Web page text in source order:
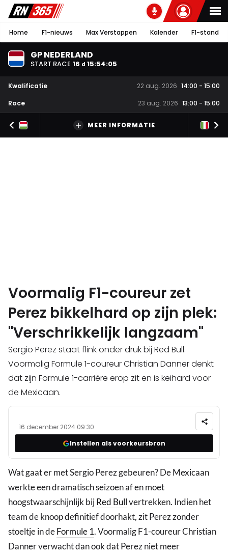
Home F1-nieuws Max Verstappen Kalender F1-stand
GP NEDERLAND
START RACE 16 d 15:54:04
Kwalificatie 22 aug. 2026 14:00 - 15:00
Race
23 aug. 2026 13:00 - 15:00
MEER INFORMATIE
Voormalig F1-coureur zet
Perez bikkelhard op zijn plek:
"Verschrikkelijk langzaam"
Sergio Perez staat flink onder druk bij Red Bull.
Voormalig Formule 1-coureur Christian Danner denkt
dat zijn Formule 1-carrière erop zit en is keihard voor
de Mexicaan.
16 december 2024 09:30
Instellen als voorkeursbron
Wat gaat er met Sergio Perez gebeuren? De Mexicaan
werkte een dramatisch seizoen af en moet
hoogstwaarschijnlijk bijRed Bullvertrekken. Indien het
team de knoop definitief doorhakt, zit Perez zonder
stoeltje in deFormule 1. Voormalig F1-coureur Christian
Danner verwacht dan ook dat Perez niet meer